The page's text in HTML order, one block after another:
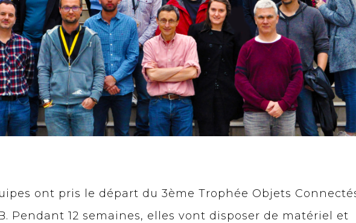
ont pris le départ du 3ème Trophée Objets
Pendant 12 semaines, elles vont disposer de matériel et